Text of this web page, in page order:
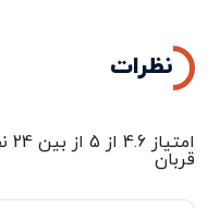
نظرات
امتیاز 4.6 از 5 از بین 24
قربان